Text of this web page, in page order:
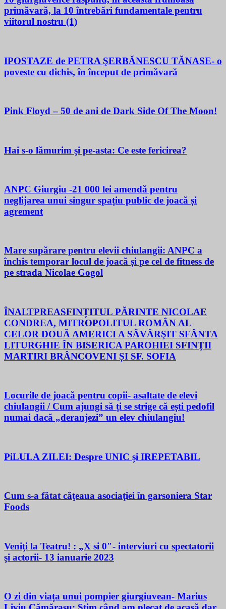
primăvară, la 10 întrebări fundamentale pentru
viitorul nostru (1)
IPOSTAZE de PETRA ŞERBĂNESCU TĂNASE- o
poveste cu dichis, în început de primăvară
Pink Floyd – 50 de ani de Dark Side Of The Moon!
Hai s-o lămurim şi pe-asta: Ce este fericirea?
ANPC Giurgiu -21 000 lei amendă pentru
neglijarea unui singur spațiu public de joacă și
agrement
Mare supărare pentru elevii chiulangii: ANPC a
închis temporar locul de joacă și pe cel de fitness de
pe strada Nicolae Gogol
ÎNALTPREASFINȚITUL PĂRINTE NICOLAE
CONDREA, MITROPOLITUL ROMÂN AL
CELOR DOUĂ AMERICI A SĂVÂRŞIT SFÂNTA
LITURGHIE ÎN BISERICA PAROHIEI SFINŢII
MARTIRI BRÂNCOVENI ȘI SF. SOFIA
Locurile de joacă pentru copii- asaltate de elevi
chiulangii / Cum ajungi să ți se strige că ești pedofil
numai dacă „deranjezi” un elev chiulangiu!
PiLULA ZILEI: Despre UNIC și IREPETABIL
Cum s-a fătat căţeaua asociaţiei în garsoniera Star
Foods
Veniţi la Teatru! : „X si 0″- interviuri cu spectatorii
şi actorii- 13 ianuarie 2023
O zi din viața unui pompier giurgiuvean- Marius